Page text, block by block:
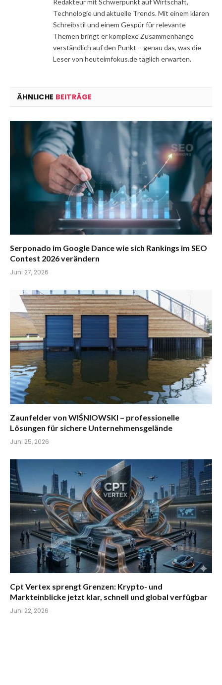
Technologie und aktuelle Trends. Mit einem klaren
Schreibstil und einem Gespür für relevante
Themen bringt er komplexe Zusammenhänge
verständlich auf den Punkt – genau das, was die
Leser von heuteimfokus.de täglich erwarten.
ÄHNLICHE BEITRÄGE
Serponado im Google Dance wie sich Rankings im SEO
Contest 2026 verändern
Juni 27, 2026
Zaunfelder von WIŚNIOWSKI – professionelle
Lösungen für sichere Unternehmensgelände
Juni 25, 2026
Cpt Vertex sprengt Grenzen: Krypto- und
Markteinblicke jetzt klar, schnell und global verfügbar
Juni 22, 2026